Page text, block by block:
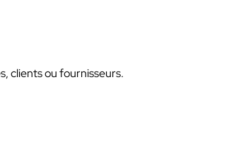
clients ou fournisseurs.